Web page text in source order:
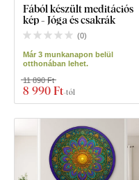
Fából készült meditációs
kép - Jóga és csakrák
(0)
Már 3 munkanapon belül
otthonában lehet.
8 990 Ft-tól
11 890 Ft